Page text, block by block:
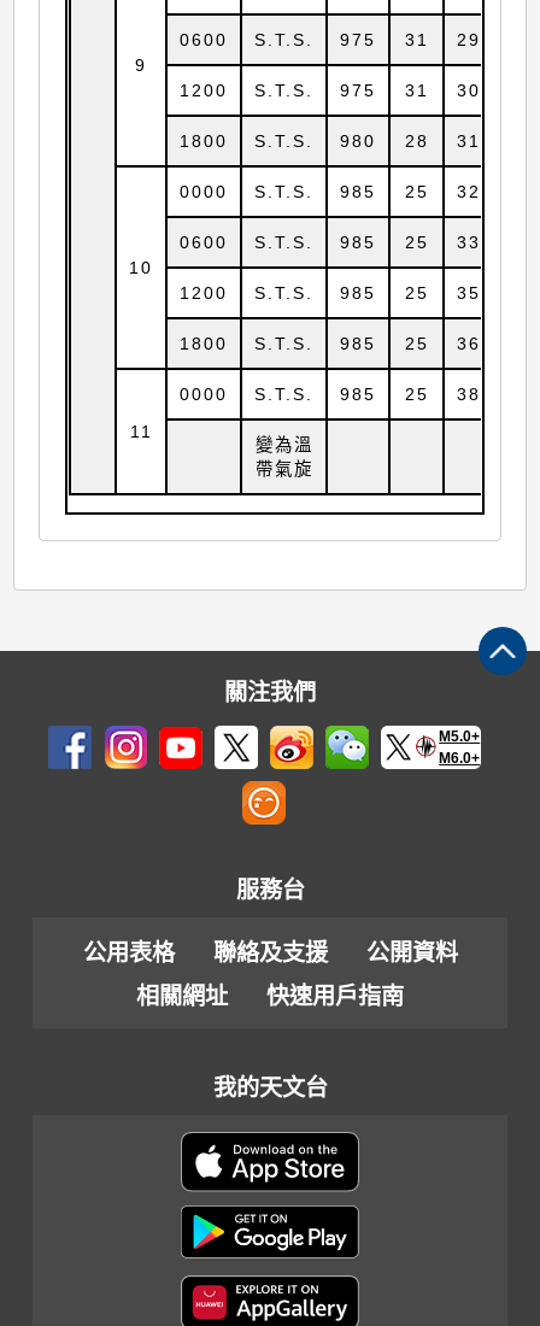
9
0600 S.T.S. 975 31 29.7
1200 S.T.S. 975 31 30.8
1800 S.T.S. 980 28 31.6
10
0000 S.T.S. 985 25 32.6
0600 S.T.S. 985 25 33.9
1200 S.T.S. 985 25 35.0
1800 S.T.S. 985 25 36.8
11
0000 S.T.S. 985 25 38.7
變為溫
帶氣旋
關注我們
M5.0+
M6.0+
服務台
公用表格 聯絡及支援
公開資料
相關網址
快速用戶指南
我的天文台